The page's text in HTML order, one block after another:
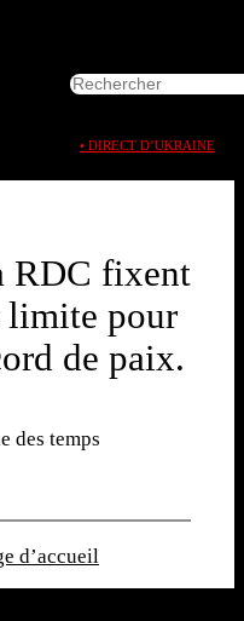
R
e
r
• DIRECT D’UKRAINE
RDC fixent
limite pour
de paix.
des temps
d’accueil